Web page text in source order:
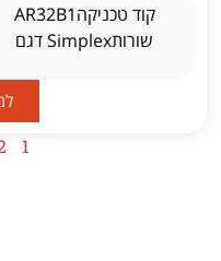
קוד טכניקהAR32B1
שורותSimplex דגם
שרשרתAR32B1 תקן
1